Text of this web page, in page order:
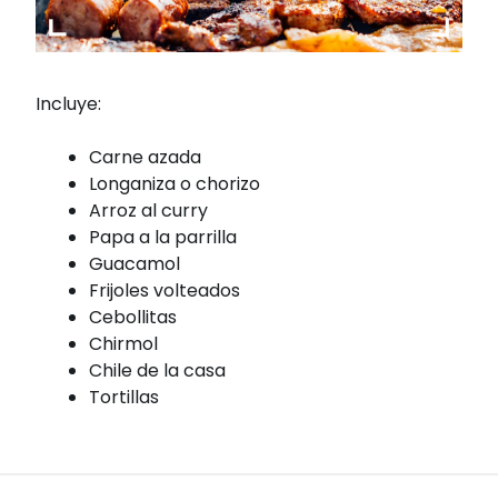
Incluye:
Carne azada
Longaniza o chorizo
Arroz al curry
Papa a la parrilla
Guacamol
Frijoles volteados
Cebollitas
Chirmol
Chile de la casa
Tortillas